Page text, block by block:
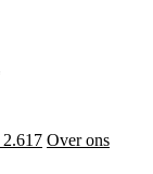
2.617 Over ons